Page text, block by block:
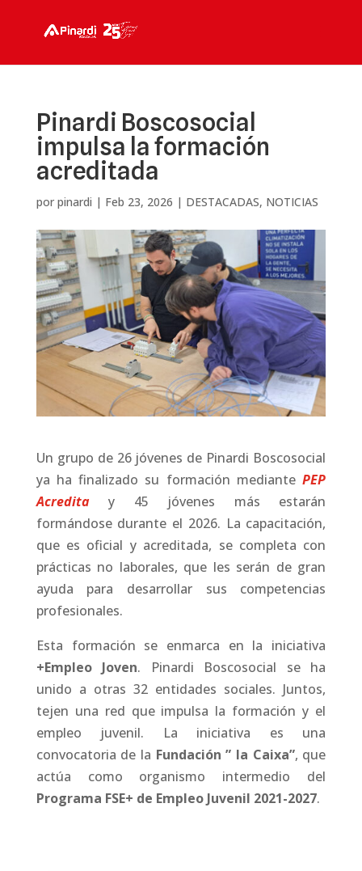
Pinardi Boscosocial
impulsa la formación
acreditada
por pinardi | Feb 23, 2026 | DESTACADAS, NOTICIAS
Un grupo de 26 jóvenes de Pinardi Boscosocial
ya ha finalizado su formación mediantePEP
Acreditay 45 jóvenes más estarán
formándose durante el 2026. La capacitación,
que es oficial y acreditada, se completa con
prácticas no laborales, que les serán de gran
ayuda para desarrollar sus competencias
profesionales.
Esta formación se enmarca en la iniciativa
+Empleo Joven. Pinardi Boscosocial se ha
unido a otras 32 entidades sociales. Juntos,
tejen una red que impulsa la formación y el
empleo juvenil. La iniciativa es una
convocatoria de la Fundación ” la Caixa”, que
actúa como organismo intermedio del
Programa FSE+ de Empleo Juvenil 2021-2027.